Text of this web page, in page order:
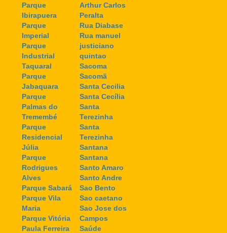
Parque
Ibirapuera
Parque
Imperial
Parque
Industrial
Taquaral
Parque
Jabaquara
Parque
Palmas do
Tremembé
Parque
Residencial
Júlia
Parque
Rodrigues
Alves
Parque Sabará
Parque Vila
Maria
Parque Vitória
Paula Ferreira
Arthur Carlos
Peralta
Rua Diabase
Rua manuel
justiciano
quintao
Sacoma
Sacomã
Santa Cecilia
Santa Cecília
Santa
Terezinha
Santa
Terezinha
Santana
Santana
Santo Amaro
Santo Andre
Sao Bento
Sao caetano
Sao Jose dos
Campos
Saúde